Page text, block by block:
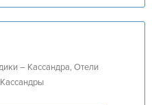
– Кассандра, Отели